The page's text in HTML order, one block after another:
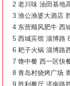
2 老川味 油田基地
3 渔公渔婆大酒店
4 东营顺风肥牛 西
5 西城宾馆 淄博路
6 耙子火锅 淄博路
7 馋中餐 西一区快
8 青岛村烧烤广场
9 胜利餐厅 济南路